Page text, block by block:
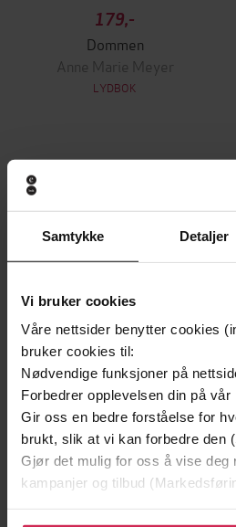
Samtykke Detaljer
Vi bruker cookies
Våre nettsider benytter cookies
bruker cookies til:
Nødvendige funksjoner på
Forbedrer opplevelsen din på
Gir oss en bedre forståelse for
brukt, slik at vi kan forbedre den
Gjør det mulig for oss å vise deg
kampanjer og tilbud
179,-
Dommen
Anne Marie Meyer
LYDBOK
Andre har også kjøpt